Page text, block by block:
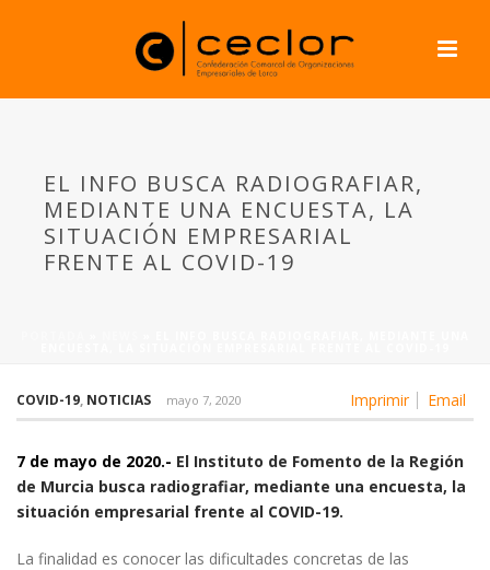
EL INFO BUSCA RADIOGRAFIAR,
MEDIANTE UNA ENCUESTA, LA
SITUACIÓN EMPRESARIAL
FRENTE AL COVID-19
Imprimir Email
COVID-19, NOTICIAS mayo 7, 2020
7 de mayo de 2020.- El Instituto de Fomento de la Región
de Murcia busca radiografiar, mediante una encuesta, la
situación empresarial frente al COVID-19.
La finalidad es conocer las dificultades concretas de las